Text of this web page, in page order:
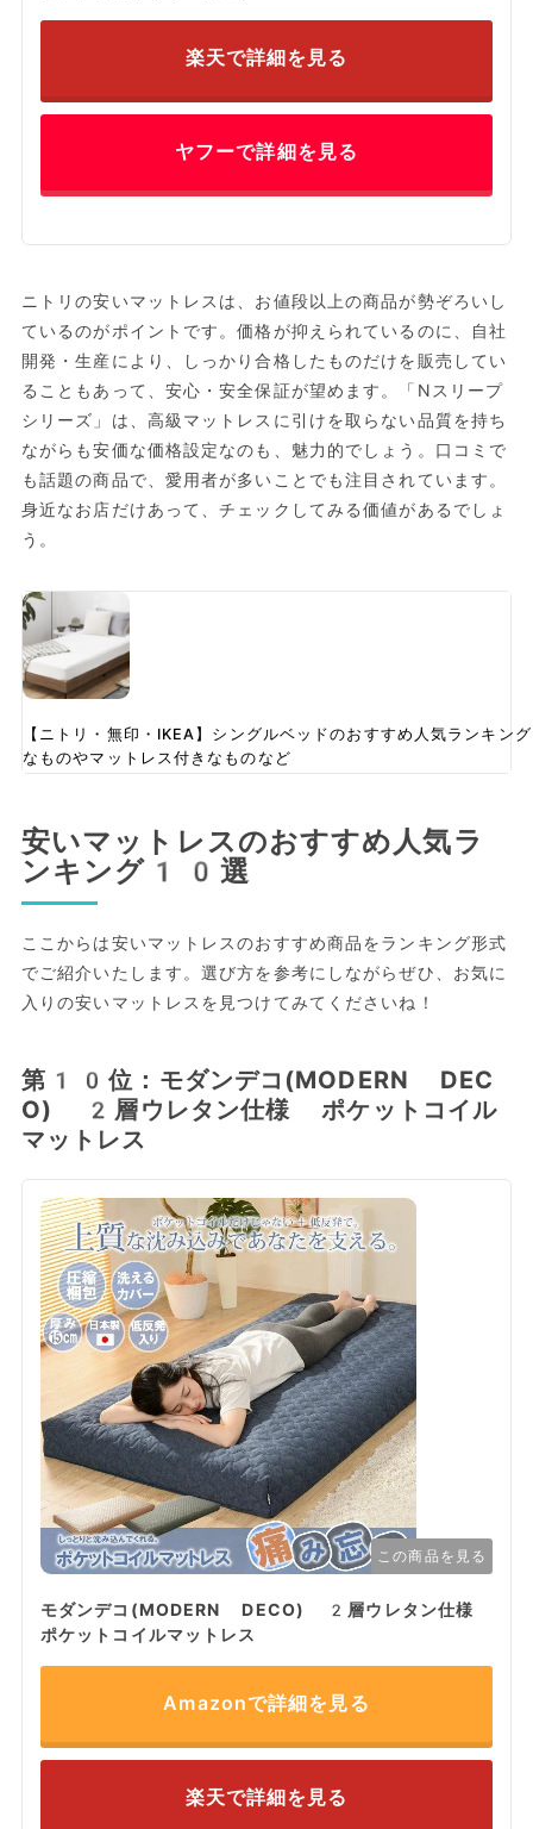
楽天で詳細を見る
ヤフーで詳細を見る
ニトリの安いマットレスは、お値段以上の商品が勢ぞろいし
ているのがポイントです。価格が抑えられているのに、自社
開発・生産により、しっかり合格したものだけを販売してい
ることもあって、安心・安全保証が望めます。「Nスリープ
シリーズ」は、高級マットレスに引けを取らない品質を持ち
ながらも安価な価格設定なのも、魅力的でしょう。口コミで
も話題の商品で、愛用者が多いことでも注目されています。
身近なお店だけあって、チェックしてみる価値があるでしょ
う。
【ニトリ・無印・IKEA】シングルベッドのおすすめ人気ランキ
なものやマットレス付きなものなど
安いマットレスのおすすめ人気ラ
ンキング10選
ここからは安いマットレスのおすすめ商品をランキング形式
でご紹介いたします。選び方を参考にしながらぜひ、お気に
入りの安いマットレスを見つけてみてくださいね！
第10位：モダンデコ(MODERN DEC
O) 2層ウレタン仕様 ポケットコイル
マットレス
この商品を見る
モダンデコ(MODERN DECO) 2層ウレタン仕様
ポケットコイルマットレス
Amazonで詳細を見る
楽天で詳細を見る